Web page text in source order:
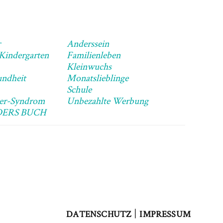
Anderssein
Familienleben
Kleinwuchs
Monatslieblinge
Schule
Syndrom
Unbezahlte Werbung
BUCH
DATENSCHUTZ |IMPRESSUM